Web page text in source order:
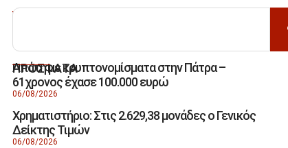
ΑΝΑΖΗΤΗΣΗ
ΠΡΟΣΦΑΤΑ
Απάτη με κρυπτονομίσματα στην Πάτρα –
61χρονος έχασε 100.000 ευρώ
06/08/2026
Χρηματιστήριο: Στις 2.629,38 μονάδες ο Γενικός
Δείκτης Τιμών
06/08/2026